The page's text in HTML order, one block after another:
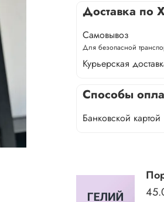
Доставка по
Самовывоз
Для безопасной
Курьерская
Способы
Банковской картой